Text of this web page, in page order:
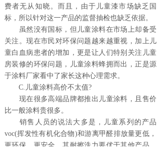
费者无从知晓。而且，由于儿童漆市场缺乏国
标，所以针对这一产品的监督抽检也缺乏依据。
虽然没有国标，但儿童涂料在市场上却备受
关注。现在市民对环保问题越来越重视，加上儿
童白血病患者的增加，更是让人们特别关注儿童
房装修的环保问题，儿童涂料蜂拥而出，正是源
于涂料厂家看中了家长这种心理需求。
C.儿童涂料高价不太值?
现在很多高端品牌都推出儿童涂料，且售价
比一般涂料贵很多。
销售人员的说法大多是，儿童系列的产品
voc(挥发性有机化合物)和游离甲醛排放量更低，
更环保、更安全。其耐擦洗力要优于其他产品，